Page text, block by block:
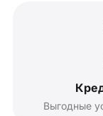
Выгодные